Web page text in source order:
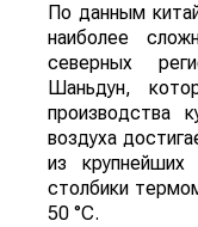
По данным
наиболее
северных
Шаньдун,
производства
воздуха
из крупнейших
столбики
50 °C.